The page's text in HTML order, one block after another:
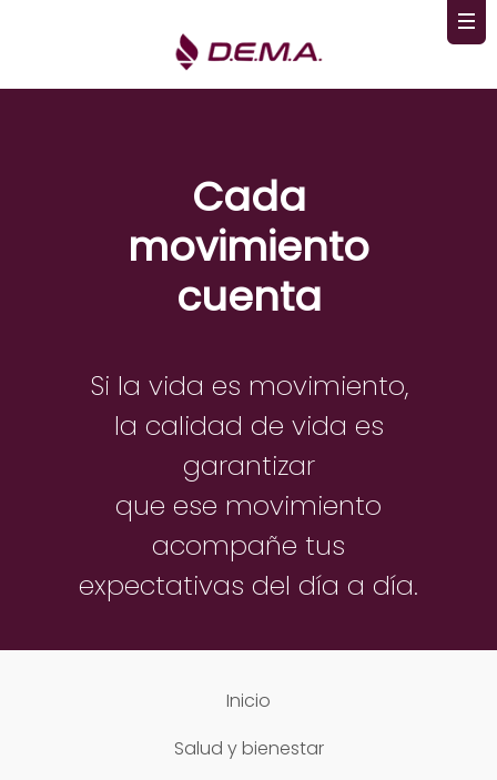
Cada
movimiento
cuenta
Si la vida es movimiento,
la calidad de vida es
garantizar
que ese movimiento
acompañe tus
expectativas del día a día.
Inicio
Salud y bienestar